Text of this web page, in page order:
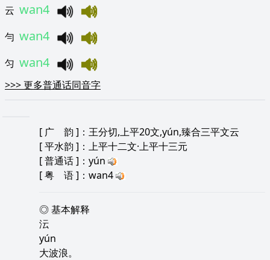
云 wan4
勻 wan4
匀 wan4
>>>更多普通话同音字
[ 广 韵 ]：王分切,上平20文,yún,臻合三平文云
[平水韵 ]：上平十二文·上平十三元
[普通话]：yún
[粤 语]：wan4
◎ 基本解释
沄
yún
大波浪。